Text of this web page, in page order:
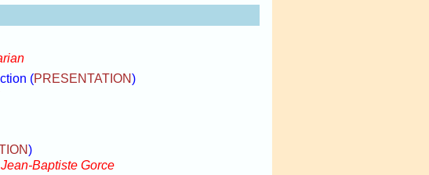
(PRESENTATION)
)
Baptiste Gorce